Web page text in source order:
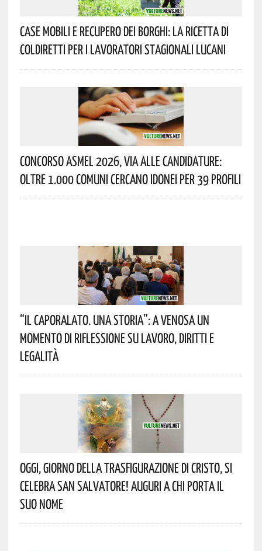
Case Mobili E Recupero Dei Borghi: La Ricetta Di
Coldiretti Per I Lavoratori Stagionali Lucani
Concorso Asmel 2026, Via Alle Candidature:
Oltre 1.000 Comuni Cercano Idonei Per 39 Profili
“Il Caporalato. Una Storia”: A Venosa Un
Momento Di Riflessione Su Lavoro, Diritti E
Legalità
Oggi, Giorno Della Trasfigurazione Di Cristo, Si
Celebra San Salvatore! Auguri A Chi Porta Il
Suo Nome